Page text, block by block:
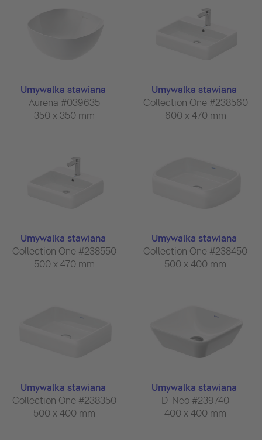
Umywalka stawiana
Aurena #039635
350 x 350 mm
Umywalka stawiana
Collection One #238560
600 x 470 mm
Umywalka stawiana
Collection One #238550
500 x 470 mm
Umywalka stawiana
Collection One #238450
500 x 400 mm
Umywalka stawiana
Collection One #238350
500 x 400 mm
Umywalka stawiana
D-Neo #239740
400 x 400 mm